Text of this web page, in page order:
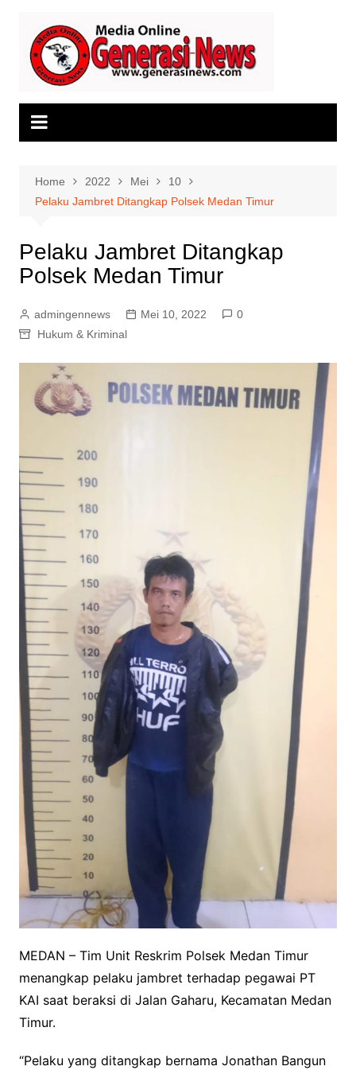
content
Home 2022 Mei
10
Pelaku Jambret Ditangkap Polsek Medan Timur
Pelaku Jambret Ditangkap
Polsek Medan Timur
admingennews Mei 10, 2022
0
Hukum & Kriminal
MEDAN – Tim Unit Reskrim Polsek Medan Timur
menangkap pelaku jambret terhadap pegawai PT
KAI saat beraksi di Jalan Gaharu, Kecamatan Medan
Timur.
“Pelaku yang ditangkap bernama Jonathan Bangun